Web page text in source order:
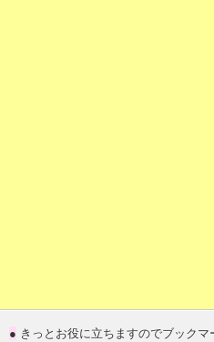
● きっとお役に立ちますのでブック